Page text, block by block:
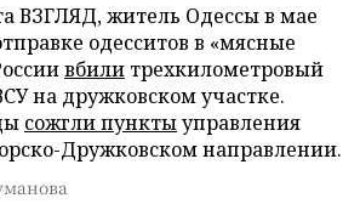
ВЗГЛЯД, житель Одессы в мае
одесситов в «мясные
вбили трехкилометровый
на дружковском участке.
сожгли пунктыуправления
Дружковском направлении.